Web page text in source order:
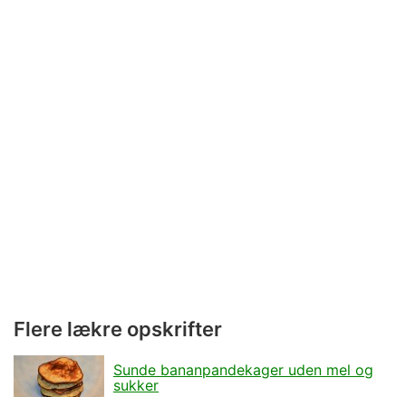
Flere lækre opskrifter
Sunde bananpandekager uden mel og
sukker